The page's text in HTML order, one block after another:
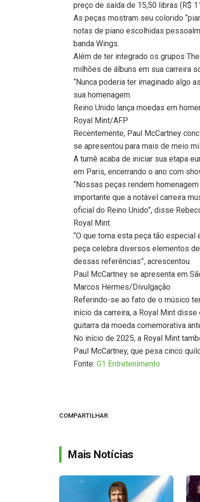
preço de saída de 15,50 libras (R$
As peças mostram seu colorido
notas de piano escolhidas
banda Wings.
Além de ter integrado os grupos
milhões de álbuns em sua carreira
“Nunca poderia ter imaginado algo
sua homenagem.
Reino Unido lança moedas em
Royal Mint/AFP
Recentemente, Paul McCartney
se apresentou para mais de meio
A turnê acaba de iniciar sua etapa
em Paris, encerrando o ano com
“Nossas peças rendem
importante que a notável carreira
oficial do Reino Unido”, disse
Royal Mint.
“O que torna esta peça tão
peça celebra diversos elementos
dessas referências”, acrescentou.
Paul McCartney se apresenta em
Marcos Hermes/Divulgação
Referindo-se ao fato de o músico
início da carreira, a Royal Mint
guitarra da moeda comemorativa
No início de 2025, a Royal Mint
Paul McCartney, que pesa cinco
Fonte:G1 Entretenimento
COMPARTILHAR.
Mais Notícias